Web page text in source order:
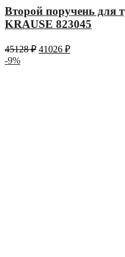
Второй поручень для
KRAUSE 823045
45128₽ 41026 ₽
-9%